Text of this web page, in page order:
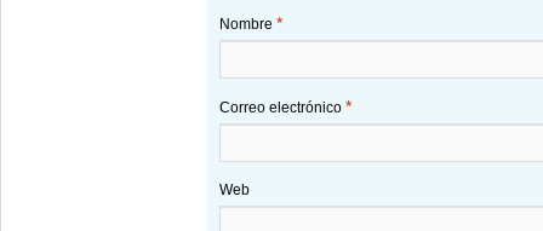
Nombre *
Correo electrónico *
Web